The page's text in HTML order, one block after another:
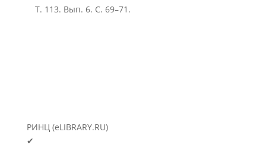
Т. 113. Вып. 6. С. 69–71.
РИНЦ (eLIBRARY.RU)
✔